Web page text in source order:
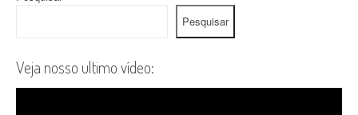
Pesquisar
Veja nosso ultimo vídeo: